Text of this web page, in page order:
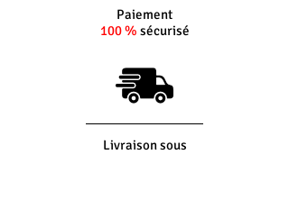
Limiteur d'air fourni
Paiement
100 % sécurisé
Livraison sous